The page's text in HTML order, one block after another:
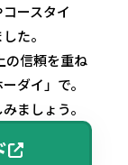
ースタイ
た。
の信頼を重ね
ダイ」で。
ましょう。